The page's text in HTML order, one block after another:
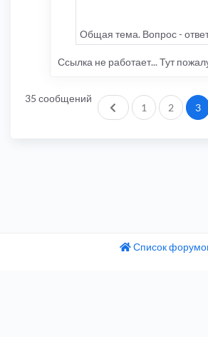
Общая тема. Вопрос -
Ссылка не работает... Тут
35 сообщений
Пред.1 2 3
Список